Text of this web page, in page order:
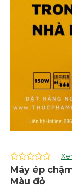
0
out
of
Máy ép
Màu đỏ